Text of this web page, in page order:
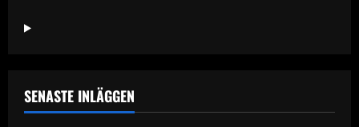
SENASTE INLÄGGEN